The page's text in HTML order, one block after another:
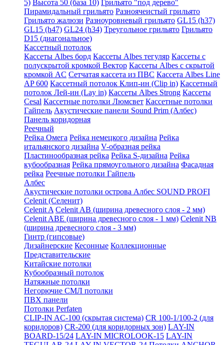
5) Высота 50 (база 10) Грильято "под дерево"
Пирамидальный грильято Разноячеистый грильято
Грильято жалюзи Разноуровневый грильято GL15 (h37)
GL15 (h47) GL24 (h34) Треугольное грильято Грильято
D15 (диагональное)
Кассетный потолок
Кассеты Albes борд Кассеты Albes тегуляр Кассеты с
полускрытой кромкой Вектор Кассеты Albes с скрытой
кромкой AC Сетчатая кассета из ПВС Кассета Albes Line
AP 600 Кассетный потолок Клип-ин (Clip in) Кассетный
потолок Лей-ин (Lay in) Кассеты Albes Strong Кассеты
Cesal Кассетные потолки Люмсвет Кассетные потолки
Гайпель Акустические панели Sound Prim (Албес)
Панель коридорная
Реечный
Рейка Омега Рейка немецкого дизайна Рейка
итальянского дизайна V-образная рейка
Пластинообразная рейка Рейка S-дизайна Рейка
кубообразная Рейка прямоугольного дизайна Фасадная
рейка Реечные потолки Гайпель
Албес
Акустические потолки острова Албес SOUND PROFI
Celenit (Селенит)
Celenit A Celenit AB (ширина древесного слоя - 2 мм)
Celenit ABE (ширина древесного слоя - 1 мм) Celenit NB
(ширина древесного слоя - 3 мм)
Гинтр (гипсовые)
Дизайнерские Кесонные Коллекционные
Представительские
Китайские потолки
Кубообразный потолок
Натяжные потолки
Негорючие СМЛ потолки
ПВХ панели
Потолки Perfaten
CLIP-IN AC-100 (скрытая система) CR 100-1/100-2 (для
коридоров) CR-200 (для коридорных зон) LAY-IN
BOARD-15/24 LAY-IN MICROLOOK-15 LAY-IN